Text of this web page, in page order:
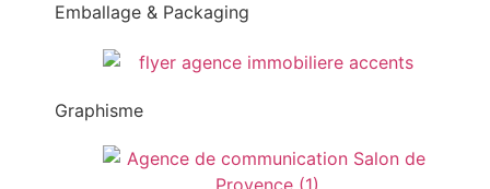
Emballage & Packaging
Graphisme